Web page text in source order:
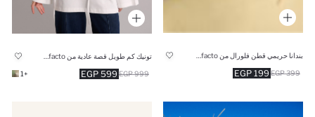
199 EGP 399 EGP
599 EGP 999 EGP
+1